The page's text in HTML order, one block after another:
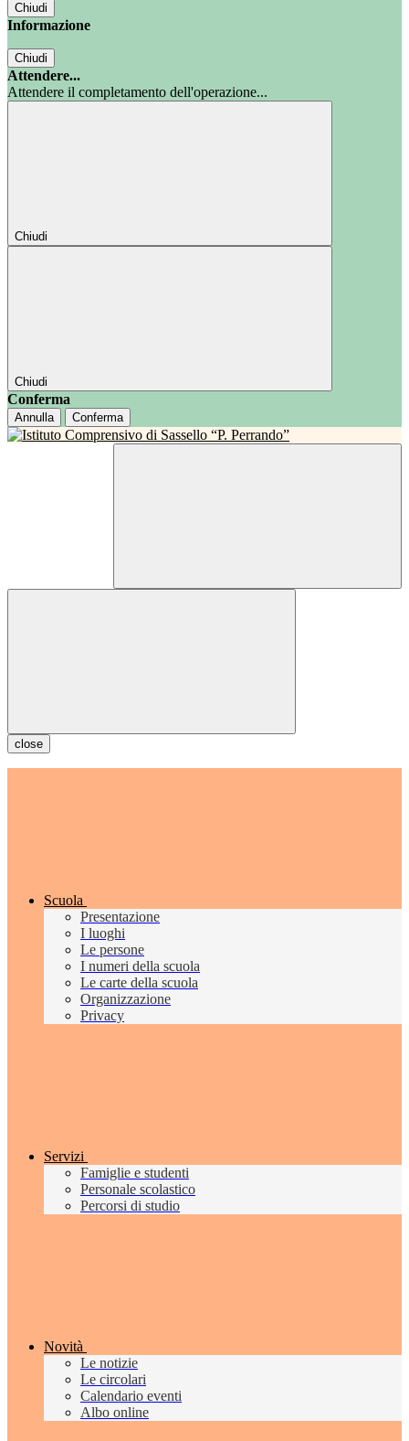
Chiudi
Informazione
Chiudi
Attendere...
Attendere il completamento dell'operazione...
Chiudi
Chiudi
Conferma
Annulla Conferma
close
Scuola
Presentazione
I luoghi
Le persone
I numeri della scuola
Le carte della scuola
Organizzazione
Privacy
Servizi
Famiglie e studenti
Personale scolastico
Percorsi di studio
Novità
Le notizie
Le circolari
Calendario eventi
Albo online